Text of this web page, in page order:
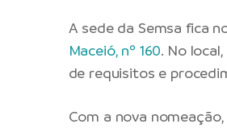
A sede da Semsa fica
Maceió, nº 160. No
de requisitos e
Com a nova